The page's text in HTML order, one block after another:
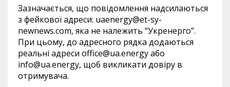
Зазначається, що повідомлення надсилаються
з фейкової адреси: uaenergy@et-sy-
newnews.com, яка не належить “Укренерго”.
При цьому, до адресного рядка додаються
реальні адреси office@ua.energyабо
info@ua.energy, щоб викликати довіру в
отримувача.